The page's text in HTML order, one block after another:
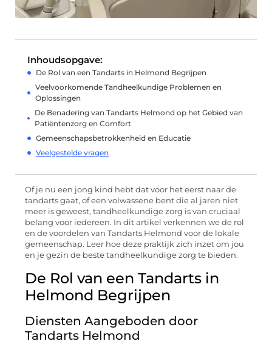
Inhoudsopgave:
De Rol van een Tandarts in Helmond Begrijpen
Veelvoorkomende Tandheelkundige Problemen en
Oplossingen
De Benadering van Tandarts Helmond op het Gebied van
Patiëntenzorg en Comfort
Gemeenschapsbetrokkenheid en Educatie
Veelgestelde vragen
Of je nu een jong kind hebt dat voor het eerst naar de
tandarts gaat, of een volwassene bent die al jaren niet
meer is geweest, tandheelkundige zorg is van cruciaal
belang voor iedereen. In dit artikel verkennen we de rol
en de voordelen van Tandarts Helmond voor de lokale
gemeenschap. Leer hoe deze praktijk zich inzet om jou
en je gezin de beste tandheelkundige zorg te bieden.
De Rol van een Tandarts in
Helmond Begrijpen
Diensten Aangeboden door
Tandarts Helmond